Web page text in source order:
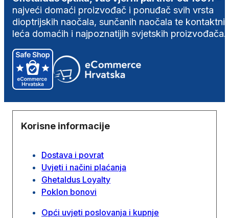
najveći domaći proizvođač i ponuđač svih vrsta
dioptrijskih naočala, sunčanih naočala te
leća domaćih i najpoznatijih svjetskih proizvođača.
Korisne informacije
Dostava i povrat
Uvjeti i načini plaćanja
Ghetaldus Loyalty
Poklon bonovi
Opći uvjeti poslovanja i kupnje